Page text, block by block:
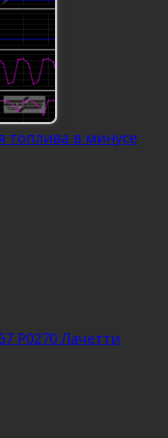
топлива в минусе
P0270 Лачетти